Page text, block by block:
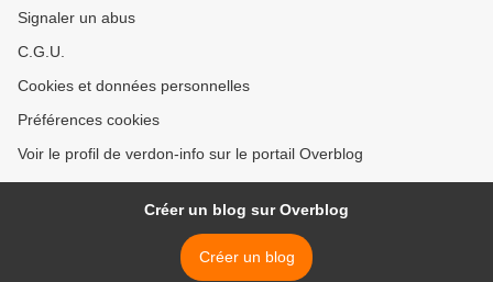
Signaler un abus
C.G.U.
Cookies et données personnelles
Préférences cookies
Voir le profil de verdon-info sur le portail Overblog
Créer un blog sur Overblog
Créer un blog